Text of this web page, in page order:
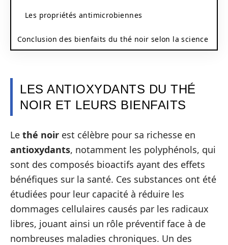
Les propriétés antimicrobiennes
Conclusion des bienfaits du thé noir selon la science
LES ANTIOXYDANTS DU THÉ
NOIR ET LEURS BIENFAITS
Le thé noir est célèbre pour sa richesse en
antioxydants, notamment les polyphénols, qui
sont des composés bioactifs ayant des effets
bénéfiques sur la santé. Ces substances ont été
étudiées pour leur capacité à réduire les
dommages cellulaires causés par les radicaux
libres, jouant ainsi un rôle préventif face à de
nombreuses maladies chroniques. Un des